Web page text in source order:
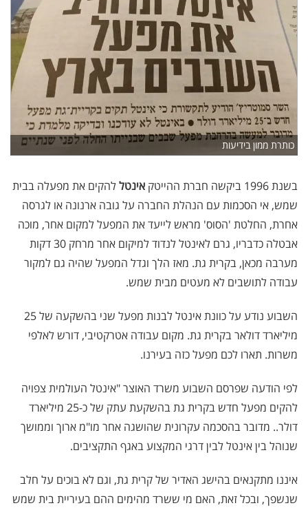
כותרת ממון בידיעות
בשנת 1996 ביקשה חברת ההייטק אינטללהקים את מפעלה בבית
שמש, אי הסכמות עם הנהלת החברה על גובה ארנונה או לגרסה
אחרת, החלטת 'הסוס' מראש לייעד את המפעל למקום אחר, מוכה
אבטלה כדבריו, גרם לאינטל לנדוד למיקום אחר מרחק 30 דקות
מערבה מכאן, בקרית גת. מאז הלך וגדל המפעל שהיה גם למקור
עבודה לתושבים לא מעטים מבית שמש.
השבוע נודע על כוונת אינטל לבנות מפעל שני בהשקעה של 25
מיליארד דולאר בקרית גת. מקום עבודה אטרקטיבי, דורש לאלפי
משרות. תארו לכם מפעל כזה בעירנו.
לפי הודעה שפרסם השבוע משרד האוצר "אינטל העולמית צפויה
להקים מפעל חדש בקרית גת בהשקעת עתק של כ-25 מיליארד
דולר.. מדובר בהסכמה עקרונית שהושגה אחר מו"מ ארוך וממושך
שנוהל בין אינטל לבין דרגי המקצוע באגף התקציבים.
איננו מתקנאים בהישג האדיר של קרית גת, וגם לא בוכים על חלב
שנשפך, ובכל זאת, האם מי ששרד מהימים ההם בעיריית בית שמש